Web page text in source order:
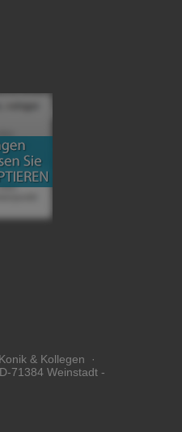
& Kollegen ·
71384 Weinstadt -